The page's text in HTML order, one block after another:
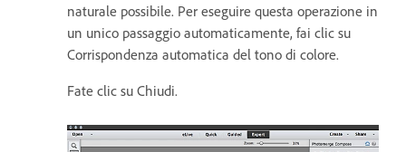
naturale possibile. Per eseguire questa operazione in
un unico passaggio automaticamente, fai clic su
Corrispondenza automatica del tono di colore.
Fate clic su Chiudi.